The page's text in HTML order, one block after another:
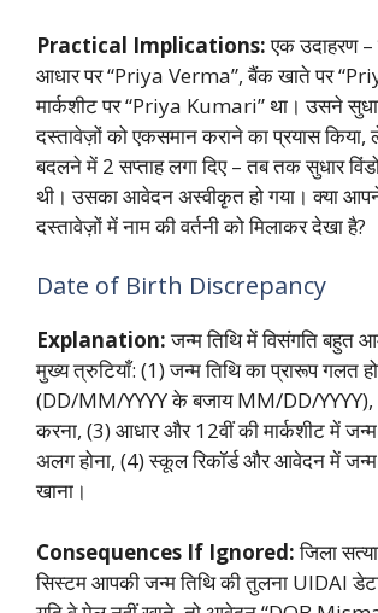
Practical Implications:एक उदाहरण –
आधार पर “Priya Verma”, बैंक खाते पर
मार्कशीट पर “Priya Kumari” था। उसने
दस्तावेज़ों को एकसमान कराने का प्रयास
बदलने में 2 सप्ताह लगा दिए – तब तक सुधार
थी। उसका आवेदन अस्वीकृत हो गया। क्या
दस्तावेज़ों में नाम की वर्तनी को मिलाकर देखा है?
Date of Birth Discrepancy
Explanation:जन्म तिथि में विसंगति बहुत
मुख्य त्रुटियाँ: (1) जन्म तिथि का प्रारूप गलत
(DD/MM/YYYY के बजाय MM/DD/YYYY),
करना, (3) आधार और 12वीं की मार्कशीट में
अलग होना, (4) स्कूल रिकॉर्ड और आवेदन में
खाना।
Consequences If Ignored:जिला
सिस्टम आपकी जन्म तिथि की तुलना UIDAI